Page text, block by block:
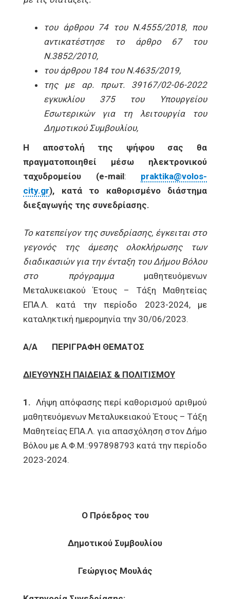
του άρθρου 74 του Ν.4555/2018, που
αντικατέστησε το άρθρο 67 του
Ν.3852/2010,
του άρθρου 184 του Ν.4635/2019,
της με αρ. πρωτ. 39167/02-06-2022
εγκυκλίου 375 του Υπουργείου
Εσωτερικών για τη λειτουργία του
Δημοτικού Συμβουλίου,
Η αποστολή της ψήφου σας θα
πραγματοποιηθεί μέσω ηλεκτρονικού
ταχυδρομείου (e-mail: praktika@volos-
city.gr), κατά το καθορισμένο διάστημα
διεξαγωγής της συνεδρίασης.
Το κατεπείγον της συνεδρίασης, έγκειται στο
γεγονός της άμεσης ολοκλήρωσης των
διαδικασιών για την ένταξη του Δήμου Βόλου
στο πρόγραμμα μαθητευόμενων
Μεταλυκειακού Έτους – Τάξη Μαθητείας
ΕΠΑ.Λ. κατά την περίοδο 2023-2024, με
καταληκτική ημερομηνία την 30/06/2023.
Α/Α ΠΕΡΙΓΡΑΦΗ ΘΕΜΑΤΟΣ
ΔΙΕΥΘΥΝΣΗ ΠΑΙΔΕΙΑΣ & ΠΟΛΙΤΙΣΜΟΥ
1. Λήψη απόφασης περί καθορισμού αριθμού
μαθητευόμενων Μεταλυκειακού Έτους – Τάξη
Μαθητείας ΕΠΑ.Λ. για απασχόληση στον Δήμο
Βόλου με Α.Φ.Μ.:997898793 κατά την περίοδο
2023-2024.
Ο Πρόεδρος του
Δημοτικού Συμβουλίου
Γεώργιος Μουλάς